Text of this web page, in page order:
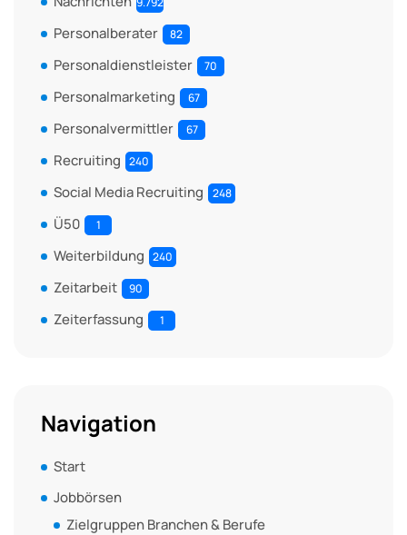
Personalberater 82
Personaldienstleister 70
Personalmarketing 67
Personalvermittler 67
Recruiting 240
Social Media Recruiting 248
Ü50 1
Weiterbildung 240
Zeitarbeit 90
Zeiterfassung 1
Navigation
Start
Jobbörsen
Zielgruppen Branchen & Berufe